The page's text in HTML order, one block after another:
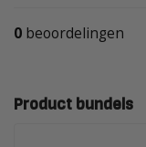
0 beoordelingen
Product bundels